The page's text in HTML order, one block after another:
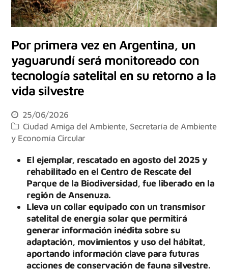
Por primera vez en Argentina, un
yaguarundí será monitoreado con
tecnología satelital en su retorno a la
vida silvestre
25/06/2026
Ciudad Amiga del Ambiente, Secretaría de Ambiente
y Economía Circular
El ejemplar, rescatado en agosto del 2025 y
rehabilitado en el Centro de Rescate del
Parque de la Biodiversidad, fue liberado en la
región de Ansenuza.
Lleva un collar equipado con un transmisor
satelital de energía solar que permitirá
generar información inédita sobre su
adaptación, movimientos y uso del hábitat,
aportando información clave para futuras
acciones de conservación de fauna silvestre.